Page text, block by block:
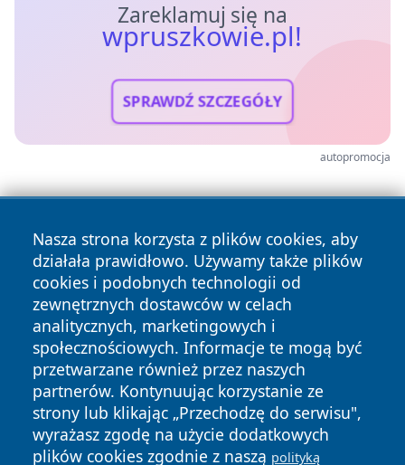
Zareklamuj się na
wpruszkowie.pl!
SPRAWDŹ SZCZEGÓŁY
autopromocja
Nasza strona korzysta z plików cookies, aby
działała prawidłowo. Używamy także plików
cookies i podobnych technologii od
zewnętrznych dostawców w celach
analitycznych, marketingowych i
społecznościowych. Informacje te mogą być
przetwarzane również przez naszych
partnerów. Kontynuując korzystanie ze
strony lub klikając „Przechodzę do serwisu",
wyrażasz zgodę na użycie dodatkowych
plików cookies zgodnie z naszą polityką
Copyright © 2026 wpruszkowie.pl Wszystkie prawa
zastrzeżone.
News Autorzy
Polityka
Prywatności
Polityka
Cookies